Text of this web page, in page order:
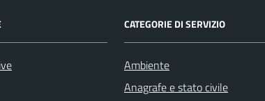
CATEGORIE DI SERVIZIO
Ambiente
Anagrafe e stato civile